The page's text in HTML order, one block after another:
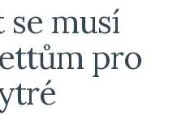
se musí
pro